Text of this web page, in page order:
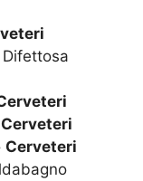
Cerveteri
Cerveteri